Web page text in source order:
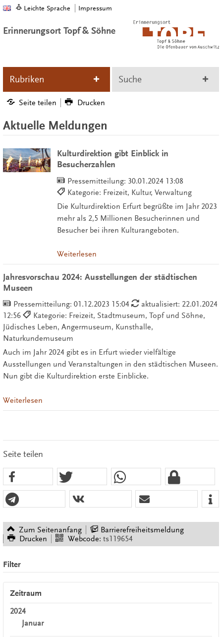
Leichte Sprache Impressum
Erinnerungsort Topf & Söhne
Rubriken Suche
Seite teilen Drucken
Aktuelle Meldungen
Kulturdirektion gibt Einblick in
Besucherzahlen
Pressemitteilung: 30.01.2024 13:08
Kategorie: Freizeit, Kultur, Verwaltung
Die Kulturdirektion Erfurt begrüßte im Jahr 2023
mehr als 2,5 Millionen Besucherinnen und
Besucher bei ihren Kulturangeboten.
Weiterlesen
Jahresvorschau 2024: Ausstellungen der städtischen
Museen
Pressemitteilung: 01.12.2023 15:04
aktualisiert: 22.01.2024
12:56
Kategorie: Freizeit, Stadtmuseum, Topf und Söhne,
Jüdisches Leben, Angermuseum, Kunsthalle,
Naturkundemuseum
Auch im Jahr 2024 gibt es in Erfurt wieder vielfältige
Ausstellungen und Veranstaltungen in den städtischen Museen.
Nun gibt die Kulturdirektion erste Einblicke.
Weiterlesen
Seite teilen
Zum Seitenanfang
Barrierefreiheitsmeldung
Drucken
Webcode: ts119654
Filter
Zeitraum
2024
Januar